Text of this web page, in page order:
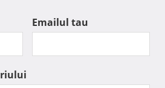
Emailul tau